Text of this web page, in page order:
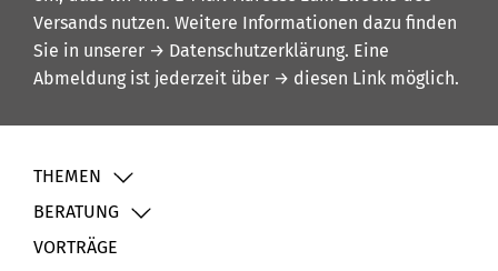
Versands nutzen. Weitere Informationen dazu finden
Sie in unserer → Datenschutzerklärung. Eine
Abmeldung ist jederzeit über → diesen Link möglich.
THEMEN
BERATUNG
VORTRÄGE